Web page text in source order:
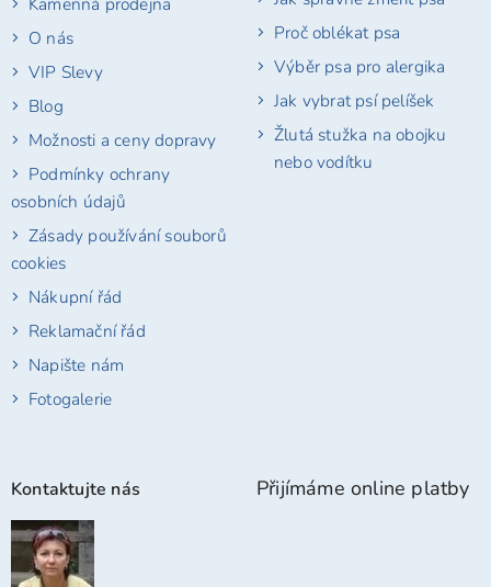
O nás
VIP Slevy
Blog
Možnosti a ceny dopravy
Podmínky ochrany
osobních údajů
Zásady používání souborů
cookies
Nákupní řád
Reklamační řád
Napište nám
Fotogalerie
Proč oblékat psa
Výběr psa pro alergika
Jak vybrat psí pelíšek
Žlutá stužka na obojku
nebo vodítku
Kontaktujte nás Přijímáme online platby